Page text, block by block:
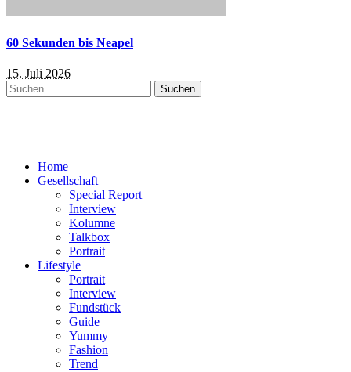
60 Sekunden bis Neapel
15. Juli 2026
Suchen
nach:
Home
Gesellschaft
Special Report
Interview
Kolumne
Talkbox
Portrait
Lifestyle
Portrait
Interview
Fundstück
Guide
Yummy
Fashion
Trend